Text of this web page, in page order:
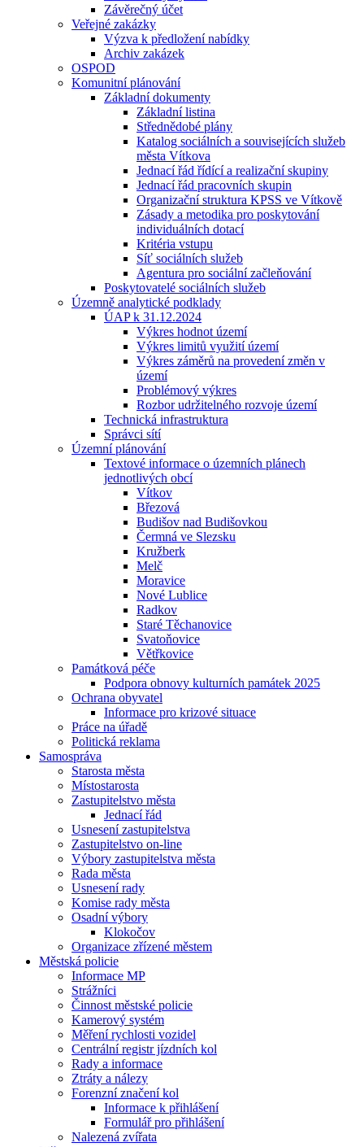
Závěrečný účet
Veřejné zakázky
Výzva k předložení nabídky
Archiv zakázek
OSPOD
Komunitní plánování
Základní dokumenty
Základní listina
Střednědobé plány
Katalog sociálních a souvisejících služeb
města Vítkova
Jednací řád řídící a realizační skupiny
Jednací řád pracovních skupin
Organizační struktura KPSS ve Vítkově
Zásady a metodika pro poskytování
individuálních dotací
Kritéria vstupu
Síť sociálních služeb
Agentura pro sociální začleňování
Poskytovatelé sociálních služeb
Územně analytické podklady
ÚAP k 31.12.2024
Výkres hodnot území
Výkres limitů využití území
Výkres záměrů na provedení změn v
území
Problémový výkres
Rozbor udržitelného rozvoje území
Technická infrastruktura
Správci sítí
Územní plánování
Textové informace o územních plánech
jednotlivých obcí
Vítkov
Březová
Budišov nad Budišovkou
Čermná ve Slezsku
Kružberk
Melč
Moravice
Nové Lublice
Radkov
Staré Těchanovice
Svatoňovice
Větřkovice
Památková péče
Podpora obnovy kulturních památek 2025
Ochrana obyvatel
Informace pro krizové situace
Práce na úřadě
Politická reklama
Samospráva
Starosta města
Místostarosta
Zastupitelstvo města
Jednací řád
Usnesení zastupitelstva
Zastupitelstvo on-line
Výbory zastupitelstva města
Rada města
Usnesení rady
Komise rady města
Osadní výbory
Klokočov
Organizace zřízené městem
Městská policie
Informace MP
Strážníci
Činnost městské policie
Kamerový systém
Měření rychlosti vozidel
Centrální registr jízdních kol
Rady a informace
Ztráty a nálezy
Forenzní značení kol
Informace k přihlášení
Formulář pro přihlášení
Nalezená zvířata